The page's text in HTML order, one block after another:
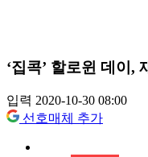
‘집콕’ 할로윈 데이,
입력 2020-10-30 08:00
선호매체 추가